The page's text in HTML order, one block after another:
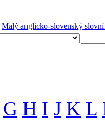
Malý anglicko-slovenský
G H I J K L